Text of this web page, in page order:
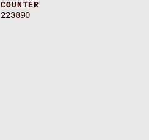
COUNTER
223890